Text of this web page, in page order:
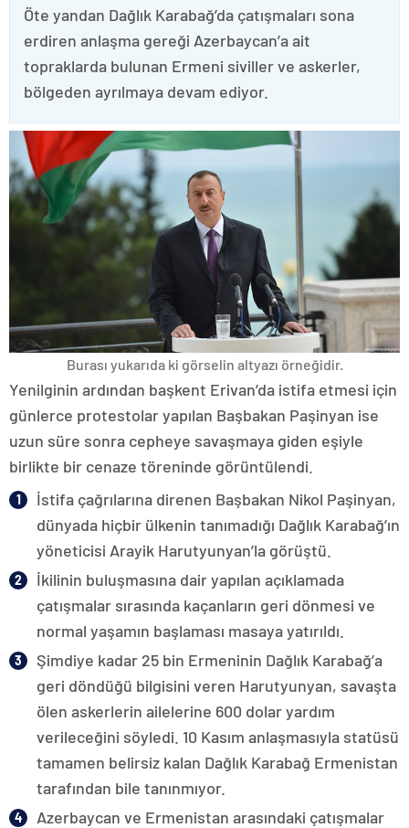
Öte yandan Dağlık Karabağ’da çatışmaları sona
erdiren anlaşma gereği Azerbaycan’a ait
topraklarda bulunan Ermeni siviller ve askerler,
bölgeden ayrılmaya devam ediyor.
Burası yukarıda ki görselin altyazı örneğidir.
Yenilginin ardından başkent Erivan’da istifa etmesi için
günlerce protestolar yapılan Başbakan Paşinyan ise
uzun süre sonra cepheye savaşmaya giden eşiyle
birlikte bir cenaze töreninde görüntülendi.
İstifa çağrılarına direnen Başbakan Nikol Paşinyan,
dünyada hiçbir ülkenin tanımadığı Dağlık Karabağ’ın
yöneticisi Arayik Harutyunyan’la görüştü.
İkilinin buluşmasına dair yapılan açıklamada
çatışmalar sırasında kaçanların geri dönmesi ve
normal yaşamın başlaması masaya yatırıldı.
Şimdiye kadar 25 bin Ermeninin Dağlık Karabağ’a
geri döndüğü bilgisini veren Harutyunyan, savaşta
ölen askerlerin ailelerine 600 dolar yardım
verileceğini söyledi. 10 Kasım anlaşmasıyla statüsü
tamamen belirsiz kalan Dağlık Karabağ Ermenistan
tarafından bile tanınmıyor.
Azerbaycan ve Ermenistan arasındaki çatışmalar